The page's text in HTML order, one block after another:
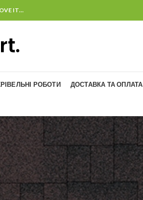
IT…
РОБОТИ ДОСТАВКА ТА ОПЛАТА